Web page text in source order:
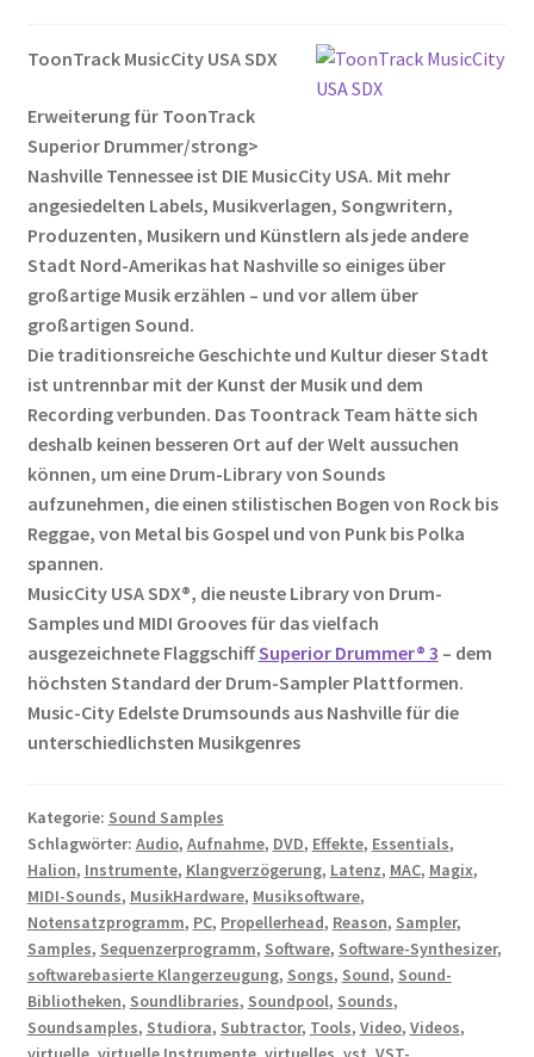
ToonTrack MusicCity USA SDX
Erweiterung für ToonTrack
Superior Drummer/strong>
Nashville Tennessee ist DIE MusicCity USA. Mit mehr
angesiedelten Labels, Musikverlagen, Songwritern,
Produzenten, Musikern und Künstlern als jede andere
Stadt Nord-Amerikas hat Nashville so einiges über
großartige Musik erzählen – und vor allem über
großartigen Sound.
Die traditionsreiche Geschichte und Kultur dieser Stadt
ist untrennbar mit der Kunst der Musik und dem
Recording verbunden. Das Toontrack Team hätte sich
deshalb keinen besseren Ort auf der Welt aussuchen
können, um eine Drum-Library von Sounds
aufzunehmen, die einen stilistischen Bogen von Rock bis
Reggae, von Metal bis Gospel und von Punk bis Polka
spannen.
MusicCity USA SDX®, die neuste Library von Drum-
Samples und MIDI Grooves für das vielfach
ausgezeichnete FlaggschiffSuperior Drummer® 3 – dem
höchsten Standard der Drum-Sampler Plattformen.
Music-City Edelste Drumsounds aus Nashville für die
unterschiedlichsten Musikgenres
Kategorie: Sound Samples
Schlagwörter: Audio, Aufnahme, DVD, Effekte, Essentials,
Halion, Instrumente, Klangverzögerung, Latenz, MAC, Magix,
MIDI-Sounds, MusikHardware, Musiksoftware,
Notensatzprogramm, PC, Propellerhead, Reason, Sampler,
Samples, Sequenzerprogramm, Software, Software-Synthesizer,
softwarebasierte Klangerzeugung, Songs, Sound, Sound-
Bibliotheken, Soundlibraries, Soundpool, Sounds,
Soundsamples, Studiora, Subtractor, Tools, Video, Videos,